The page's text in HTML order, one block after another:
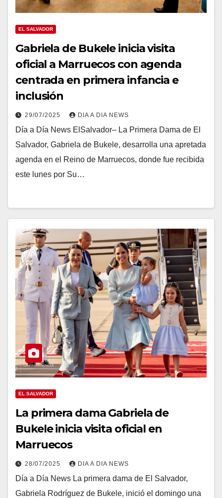
EL SALVADOR
Gabriela de Bukele inicia visita
oficial a Marruecos con agenda
centrada en primera infancia e
inclusión
29/07/2025 DIA A DIA NEWS
Día a Día News ElSalvador– La Primera Dama de El
Salvador, Gabriela de Bukele, desarrolla una apretada
agenda en el Reino de Marruecos, donde fue recibida
este lunes por Su…
EL SALVADOR
La primera dama Gabriela de
Bukele inicia visita oficial en
Marruecos
28/07/2025 DIA A DIA NEWS
Día a Día News La primera dama de El Salvador,
Gabriela Rodríguez de Bukele, inició el domingo una